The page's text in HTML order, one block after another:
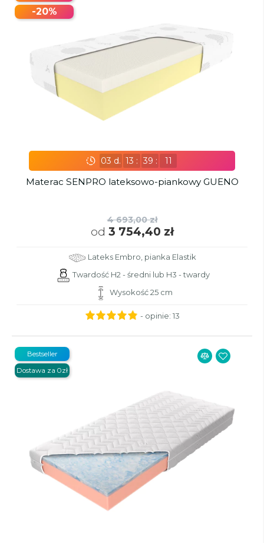
03 d. 13 : 39 : 10
Materac SENPRO lateksowo-piankowy GUENO
4 693,00 zł
od 3 754,40 zł
Lateks Embro, pianka Elastik
Twardość H2 - średni lub H3 - twardy
Wysokość 25 cm
-20%
- opinie: 13
Bestseller
Dostawa za 0zł